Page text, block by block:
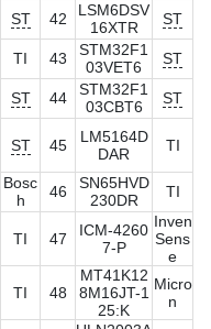
ST 42
LSM6DSV
16XTR
ST
TI 43
STM32F1
03VET6
ST
ST 44
STM32F1
03CBT6
ST
ST 45
LM5164D
DAR
TI
Bosc
h
46
SN65HVD
230DR
TI
TI 47
ICM-4260
7-P
Inven
Sens
e
TI 48
MT41K12
8M16JT-1
25:K
Micro
n